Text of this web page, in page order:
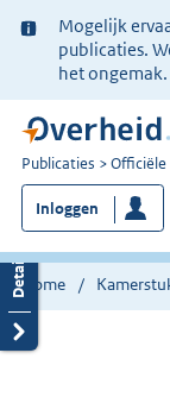
Ter
informatie:
Mogelijk
publicaties.
het ongemak.
U
bent
nu
hier:
Publicaties Officiële
Inloggen
Home